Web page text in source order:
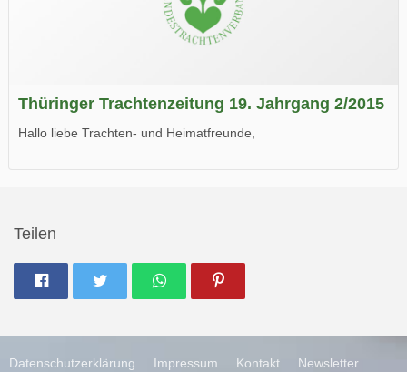
Thüringer Trachtenzeitung 19. Jahrgang 2/2015
Hallo liebe Trachten- und Heimatfreunde,
Teilen
Datenschutzerklärung Impressum Kontakt Newsletter